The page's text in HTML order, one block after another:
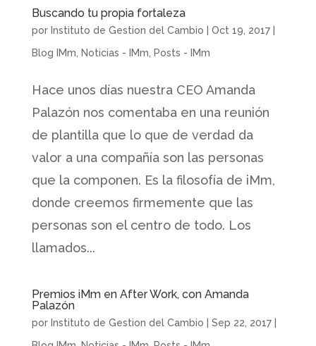
Buscando tu propia fortaleza
por Instituto de Gestion del Cambio Oct 19, 2017|
Blog IMm
Noticias - IMm Posts - IMm
Hace unos días nuestra CEO Amanda
Palazón nos comentaba en una reunión
de plantilla que lo que de verdad da
valor a una compañía son las personas
que la componen. Es la filosofía de iMm,
donde creemos firmemente que las
personas son el centro de todo. Los
llamados...
Premios iMm en After Work, con Amanda
Palazón
por Instituto de Gestion del Cambio Sep 22, 2017|